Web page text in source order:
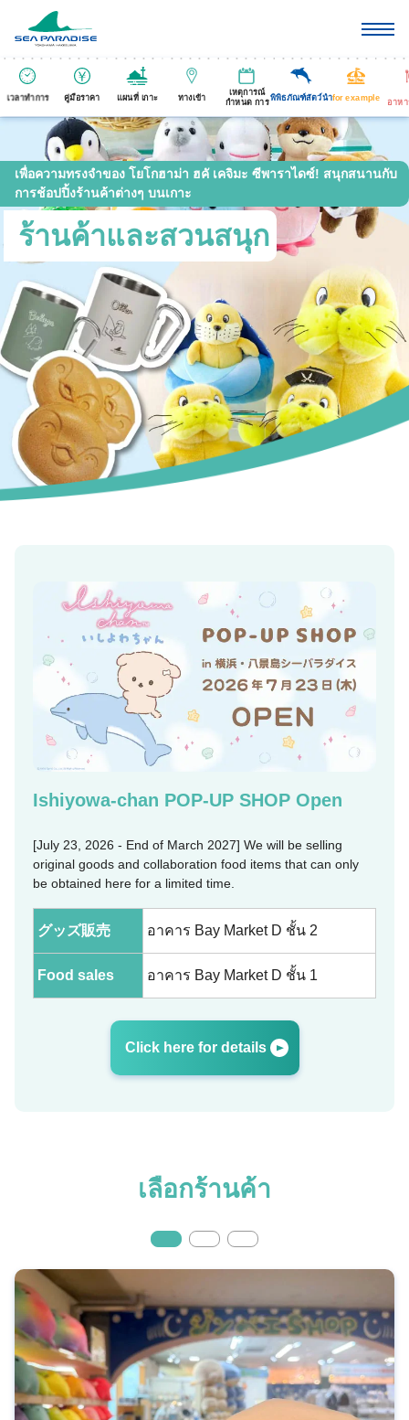
เวลาทำการ คู่มือราคา แผนที่ เกาะ ทางเข้า
เหตุการณ์
กำหนด การ
พิพิธภัณฑ์สัตว์นำfor example
อาห
เพื่อความทรงจำของ โยโกฮาม่า ฮคั เคจิมะ ซีพาราไดซ์! สนุกสนานกับ
การช้อปปิ้งร้านค้าต่างๆ บนเกาะ
​ ​ ร้านค้าและสวนสนุก
Ishiyowa-chan POP-UP SHOP Open
[July 23, 2026 - End of March 2027] We will be selling
original goods and collaboration food items that can only
be obtained here for a limited time.
グッズ販売 อาคาร Bay Market D ชั้น 2
Food sales อาคาร Bay Market D ชั้น 1
Click here for details
เลือกร้านค้า